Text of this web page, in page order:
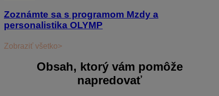
Zoznámte sa s programom Mzdy a
personalistika OLYMP
Zobraziť všetko
Obsah, ktorý vám pomôže
napredovať